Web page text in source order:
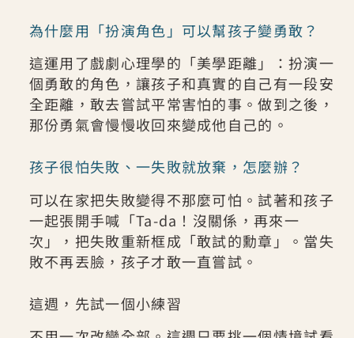
為什麼用「扮演角色」可以幫孩子變勇敢？
這運用了戲劇心理學的「美學距離」：扮演一
個勇敢的角色，讓孩子和真實的自己有一段安
全距離，敢去嘗試平常害怕的事。做到之後，
那份勇氣會慢慢收回來變成他自己的。
孩子很怕失敗、一失敗就放棄，怎麼辦？
可以在家把失敗變得不那麼可怕。試著和孩子
一起張開手喊「Ta-da！沒關係，再來一
次」，把失敗重新框成「敢試的勳章」。當失
敗不再丟臉，孩子才敢一直嘗試。
這週，先試一個小練習